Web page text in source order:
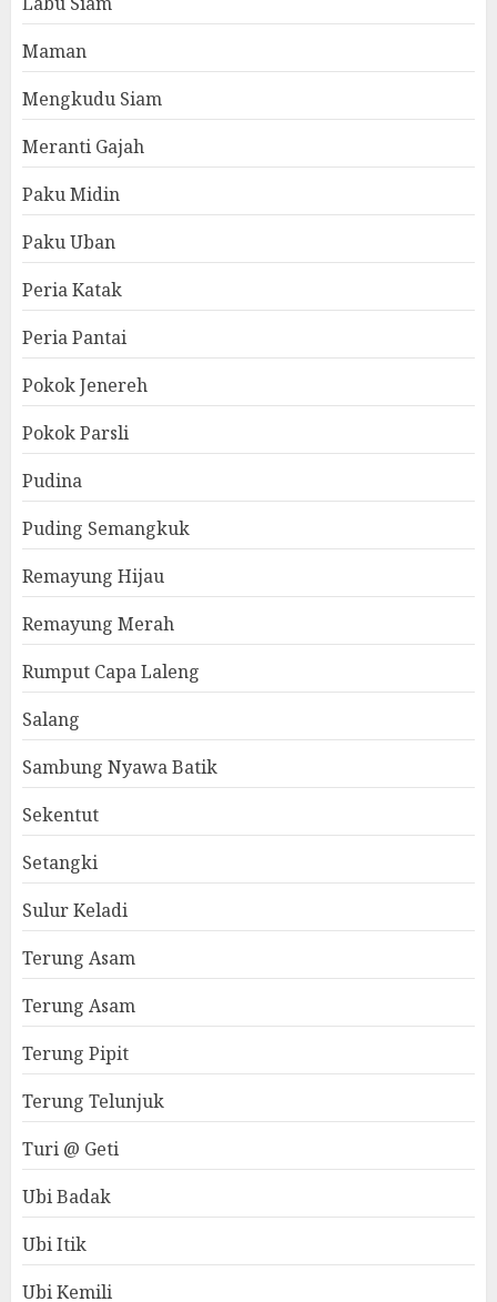
Maman
Mengkudu Siam
Meranti Gajah
Paku Midin
Paku Uban
Peria Katak
Peria Pantai
Pokok Jenereh
Pokok Parsli
Pudina
Puding Semangkuk
Remayung Hijau
Remayung Merah
Rumput Capa Laleng
Salang
Sambung Nyawa Batik
Sekentut
Setangki
Sulur Keladi
Terung Asam
Terung Asam
Terung Pipit
Terung Telunjuk
Turi @ Geti
Ubi Badak
Ubi Itik
Ubi Kemili